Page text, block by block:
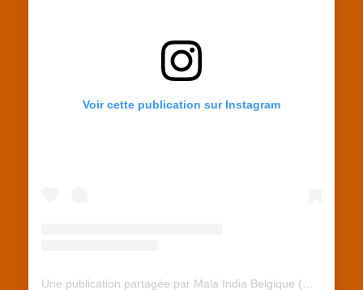
Voir cette publication sur Instagram